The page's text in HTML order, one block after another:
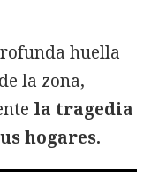
huella
la zona,
la tragedia
hogares.